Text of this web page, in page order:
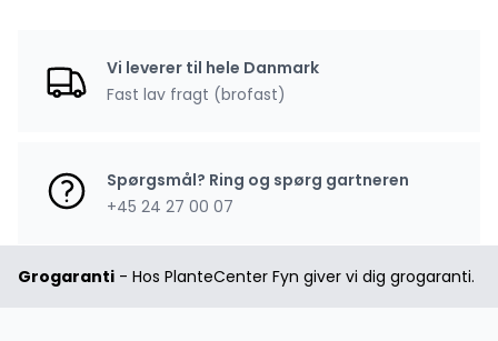
Vi leverer til hele Danmark
Fast lav fragt (brofast)
Spørgsmål? Ring og spørg gartneren
+45 24 27 00 07
Grogaranti - Hos PlanteCenter Fyn giver vi dig grogaranti.